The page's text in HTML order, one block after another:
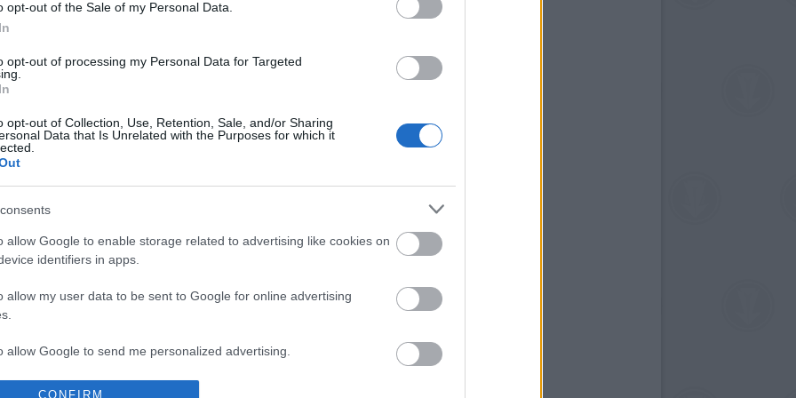
opt-out of the Sale of my Personal Data.
opt-out of processing my Personal Data for Targeted
opt-out of Collection, Use, Retention, Sale, and/or Sharing
Data that Is Unrelated with the Purposes for which it
allow Google to enable storage related to advertising like cookies on
identifiers in apps.
allow my user data to be sent to Google for online advertising
allow Google to send me personalized advertising.
allow Google to enable storage related to analytics like cookies on
CONFIRM
a görög mitológiában. Jelentése: a tenger
Venus néven tisztelték.